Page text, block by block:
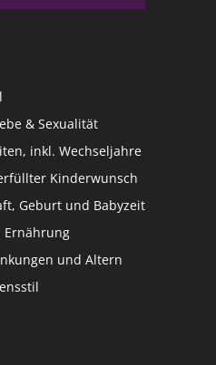
& Sexualität
inkl. Wechseljahre
Kinderwunsch
Geburt und Babyzeit
Ernährung
und Altern